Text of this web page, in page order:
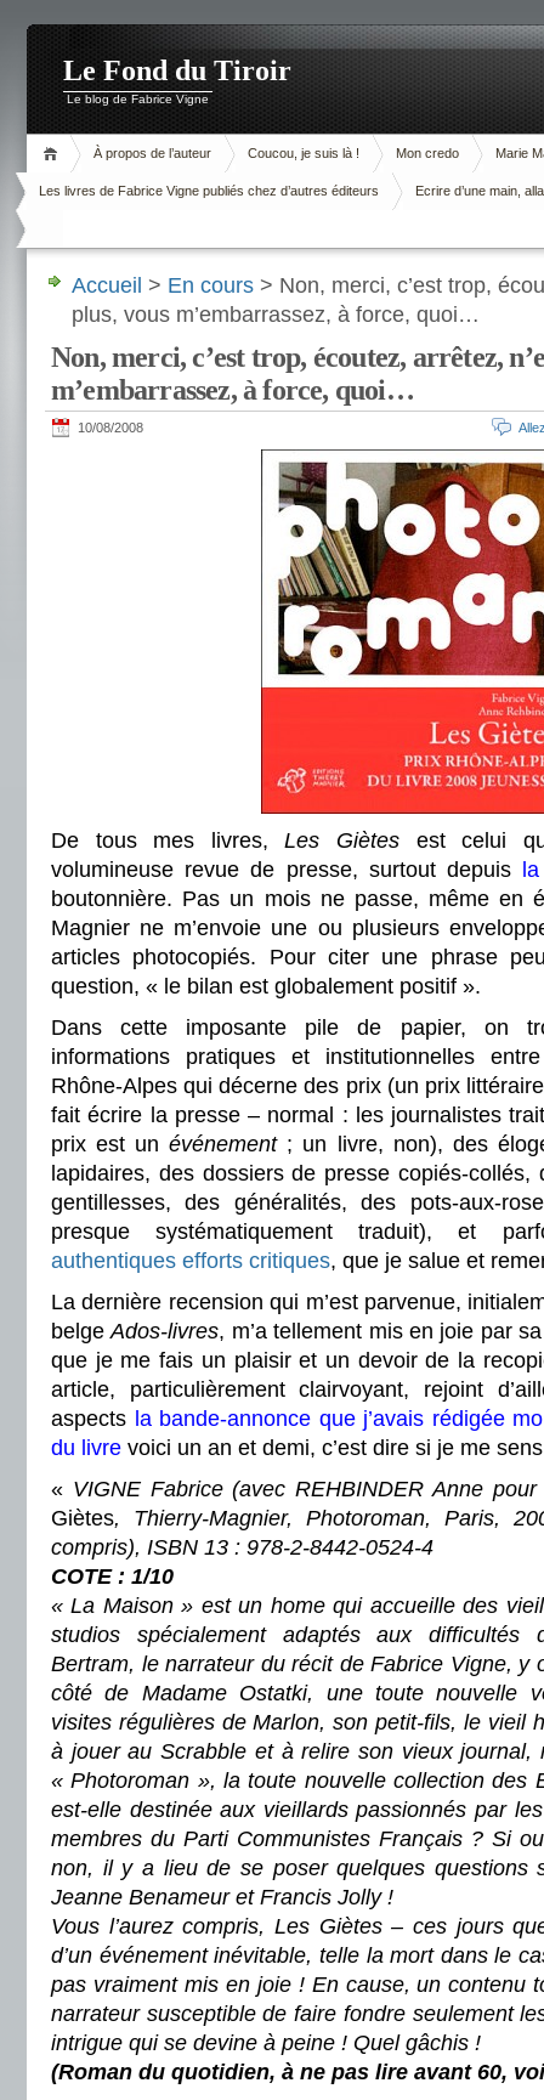
Le Fond du Tiroir
Le blog de Fabrice Vigne
À propos de l’auteur Coucou, je suis là ! Mon credo Marie
Les livres de Fabrice Vigne publiés chez d’autres éditeurs Ecrire d’une main,
Accueil > En cours > Non, merci, c’est trop,
plus, vous m’embarrassez, à force, quoi…
Non, merci, c’est trop, écoutez, arrêtez,
m’embarrassez, à force, quoi…
10/08/2008
De tous mes livres,Les Giètesest celui
volumineuse revue de presse, surtout depuis
boutonnière. Pas un mois ne passe, même en
Magnier ne m’envoie une ou plusieurs
articles photocopiés. Pour citer une phrase
question, « le bilan est globalement positif ».
Dans cette imposante pile de papier, on
informations pratiques et institutionnelles
Rhône-Alpes qui décerne des prix (un prix
fait écrire la presse – normal : les journalistes
prix est unévénement ; un livre, non), des
lapidaires, des dossiers de presse copiés-collés,
gentillesses, des généralités, des pots-aux-
presque systématiquement traduit), et
authentiques efforts critiques, que je salue et
La dernière recension qui m’est parvenue,
belgeAdos-livres, m’a tellement mis en joie par
que je me fais un plaisir et un devoir de la
article, particulièrement clairvoyant, rejoint
aspects la bande-annonce que j’avais rédigée
du livre voici un an et demi, c’est dire si je me
« VIGNE Fabrice (avec REHBINDER Anne
Giètes, Thierry-Magnier, Photoroman, Paris,
compris), ISBN 13 : 978-2-8442-0524-4
COTE : 1/10
« La Maison » est un home qui accueille des
studios spécialement adaptés aux difficultés
Bertram, le narrateur du récit de Fabrice Vigne, y
côté de Madame Ostatki, une toute nouvelle
visites régulières de Marlon, son petit-fils, le vieil
à jouer au Scrabble et à relire son vieux
« Photoroman », la toute nouvelle collection des
est-elle destinée aux vieillards passionnés par
membres du Parti Communistes Français ? Si
non, il y a lieu de se poser quelques questions
Jeanne Benameur et Francis Jolly !
Vous l’aurez compris, Les Giètes – ces jours
d’un événement inévitable, telle la mort dans le
pas vraiment mis en joie ! En cause, un contenu
narrateur susceptible de faire fondre seulement
intrigue qui se devine à peine ! Quel gâchis !
(Roman du quotidien, à ne pas lire avant 60,